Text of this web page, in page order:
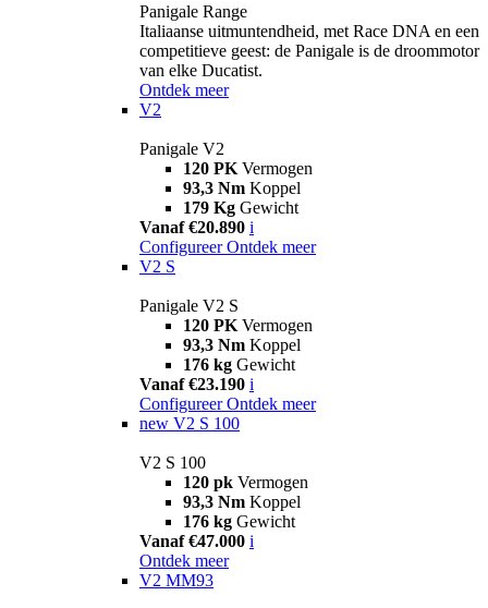
Panigale Range
Italiaanse uitmuntendheid, met Race DNA en een
competitieve geest: de Panigale is de droommotor
van elke Ducatist.
Ontdek meer
V2
Panigale V2
120 PK Vermogen
93,3 Nm Koppel
179 Kg Gewicht
Vanaf €20.890 i
Configureer Ontdek meer
V2 S
Panigale V2 S
120 PK Vermogen
93,3 Nm Koppel
176 kg Gewicht
Vanaf €23.190 i
Configureer Ontdek meer
new V2 S 100
V2 S 100
120 pk Vermogen
93,3 Nm Koppel
176 kg Gewicht
Vanaf €47.000 i
Ontdek meer
V2 MM93